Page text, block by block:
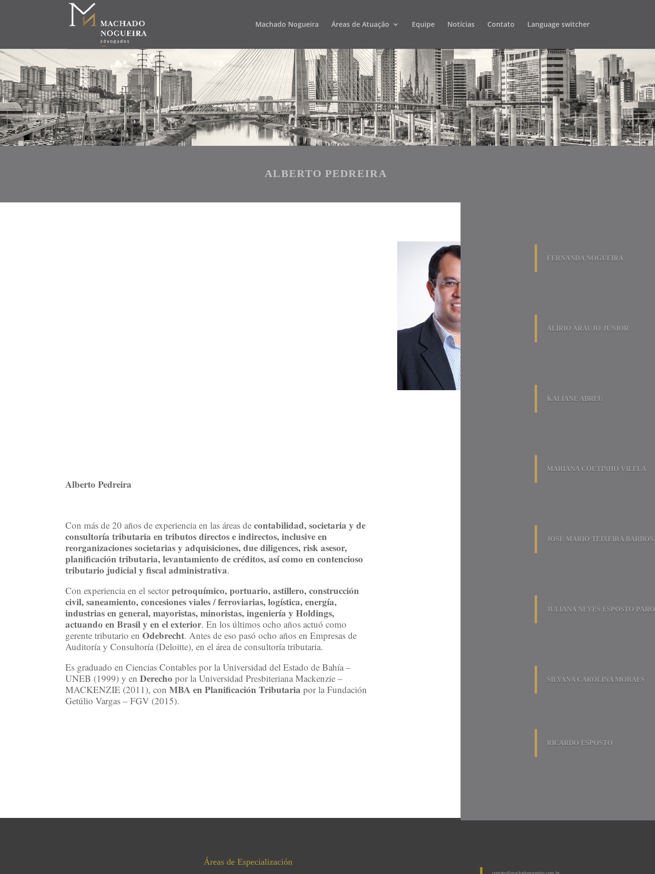
Machado Nogueira Áreas de Atuação Equipe Notícias Contato Language switcher
ALBERTO PEDREIRA
Alberto Pedreira
Con más de 20 años de experiencia en las áreas decontabilidad, societaria y de
consultoría tributaria en tributos directos e indirectos, inclusive en
reorganizaciones societarias y adquisiciones, due diligences, risk asesor,
planificación tributaria, levantamiento de créditos, así como en contencioso
tributario judicial y fiscal administrativa.
Con experiencia en el sectorpetroquímico, portuario, astillero, construcción
civil, saneamiento, concesiones viales / ferroviarias, logística, energía,
industrias en general, mayoristas, minoristas, ingeniería y Holdings,
actuando en Brasil y en el exterior. En los últimos ocho años actuó como
gerente tributario enOdebrecht. Antes de eso pasó ocho años en Empresas de
Auditoría y Consultoría (Deloitte), en el área de consultoría tributaria.
Es graduado en Ciencias Contables por la Universidad del Estado de Bahía –
UNEB (1999) y enDerecho por la Universidad Presbiteriana Mackenzie –
MACKENZIE (2011), conMBA en Planificación Tributaria por la Fundación
Getúlio Vargas – FGV (2015).
FERNANDA NOGUEIRA
ALÍRIO ARAUJO JÚNIOR
KALIANE ABREU
MARIANA COUTINHO VILELA
JOSÉ MARIO TEIXEIRA
JULIANA NEVES ESPOSTO PARO
SILVANA CAROLINA MORAES
RICARDO ESPOSTO
Áreas de Especialización
contato@machadonogueira.com.br